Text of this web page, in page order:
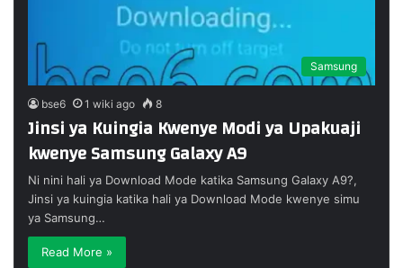
Samsung
bse6 1 wiki ago 8
Jinsi ya Kuingia Kwenye Modi ya Upakuaji
kwenye Samsung Galaxy A9
Ni nini hali ya Download Mode katika Samsung Galaxy A9?,
Jinsi ya kuingia katika hali ya Download Mode kwenye simu
ya Samsung…
Read More »